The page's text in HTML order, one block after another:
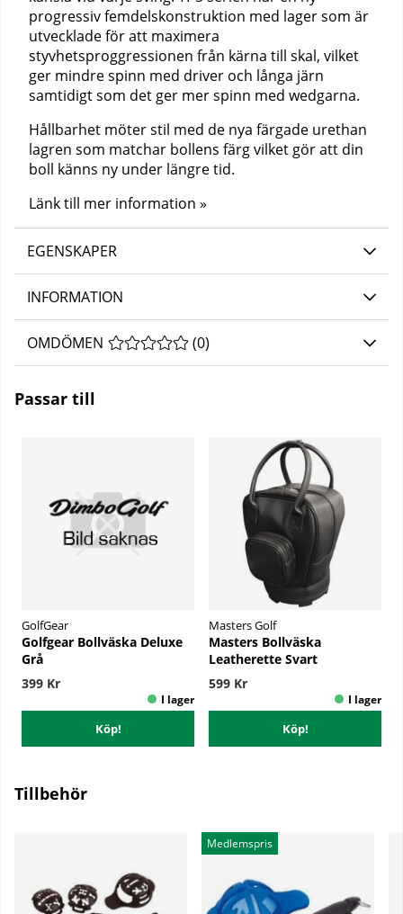
progressiv femdelskonstruktion med lager som är
utvecklade för att maximera
styvhetsproggressionen från kärna till skal, vilket
ger mindre spinn med driver och långa järn
samtidigt som det ger mer spinn med wedgarna.
Hållbarhet möter stil med de nya färgade urethan
lagren som matchar bollens färg vilket gör att din
boll känns ny under längre tid.
Länk till mer information »
EGENSKAPER
INFORMATION
OMDÖMEN MEDELBETYG 0 AV 5 ANTAL BETYG 0
(0)
Passar till
GolfGear
Golfgear Bollväska Deluxe
Grå
399 Kr
Köp!
Masters Golf
Masters Bollväska
Leatherette Svart
599 Kr
Köp!
Tillbehör
Medlemspris